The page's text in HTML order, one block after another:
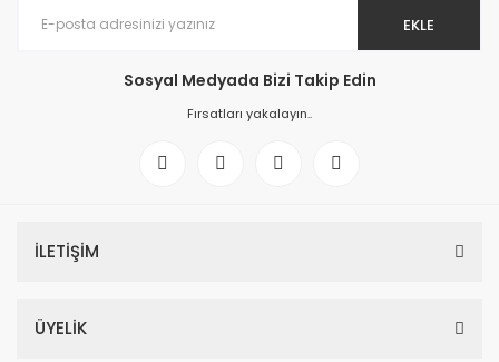
EKLE
Sosyal Medyada Bizi Takip Edin
Fırsatları yakalayın..
İLETİŞİM
ÜYELİK